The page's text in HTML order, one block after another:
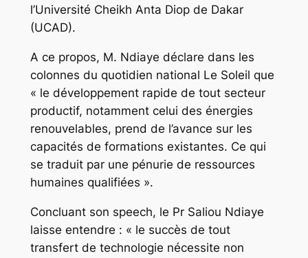
l’Université Cheikh Anta Diop de Dakar
(UCAD).
A ce propos, M. Ndiaye déclare dans les
colonnes du quotidien national Le Soleil que
« le développement rapide de tout secteur
productif, notamment celui des énergies
renouvelables, prend de l’avance sur les
capacités de formations existantes. Ce qui
se traduit par une pénurie de ressources
humaines qualifiées ».
Concluant son speech, le Pr Saliou Ndiaye
laisse entendre : « le succès de tout
transfert de technologie nécessite non